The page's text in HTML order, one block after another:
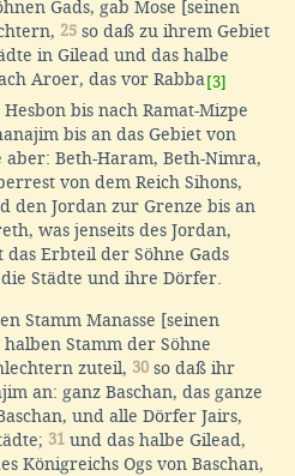
Gads, gab Mose [seinen
25 so daß zu ihrem Gebiet
in Gilead und das halbe
Aroer, das vor Rabba [3]
bis nach Ramat-Mizpe
bis an das Gebiet von
Beth-Haram, Beth-Nimra,
von dem Reich Sihons,
den Jordan zur Grenze bis an
was jenseits des Jordan,
das Erbteil der Söhne Gads
Städte und ihre Dörfer.
Stamm Manasse [seinen
Stamm der Söhne
zuteil, 30 so daß ihr
an: ganz Baschan, das ganze
und alle Dörfer Jairs,
31 und das halbe Gilead,
Königreichs Ogs von Baschan,